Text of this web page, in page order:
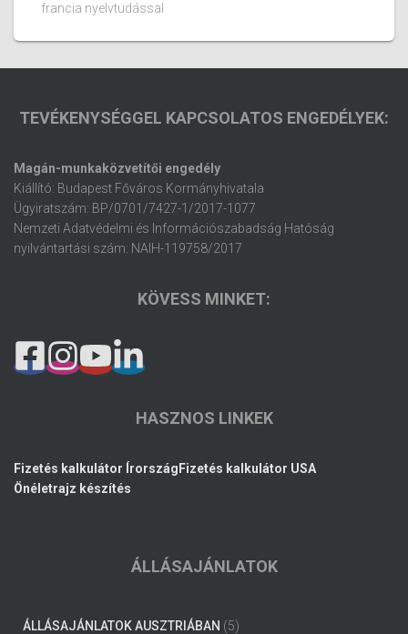
francia nyelvtudással
TEVÉKENYSÉGGEL KAPCSOLATOS ENGEDÉLYEK:
Magán-munkaközvetítői engedély
Kiállító: Budapest Főváros Kormányhivatala
Ügyiratszám: BP/0701/7427-1/2017-1077
Nemzeti Adatvédelmi és Információszabadság Hatóság
nyilvántartási szám: NAIH-119758/2017
KÖVESS MINKET:
HASZNOS LINKEK
Fizetés kalkulátor Írország Fizetés kalkulátor USA
Önéletrajz készítés
ÁLLÁSAJÁNLATOK
ÁLLÁSAJÁNLATOK AUSZTRIÁBAN (5)